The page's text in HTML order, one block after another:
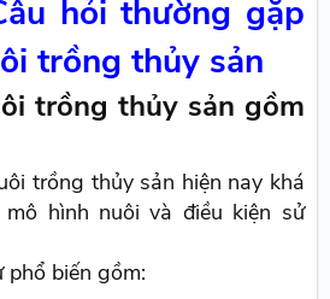
hỏi thường gặp
trồng thủy sản
trồng thủy sản gồm
trồng thủy sản hiện nay khá
hình nuôi và điều kiện sử
biến gồm: